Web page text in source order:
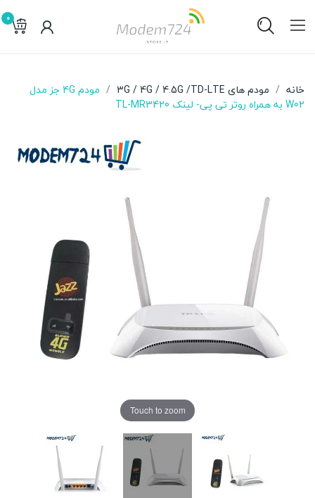
0
خانه مودم های 3G / 4G / 4.5G /TD-LTE
مودم 4G جز مدل
W02 به همراه روتر تی پی- لینک TL-MR3420
Touch to zoom